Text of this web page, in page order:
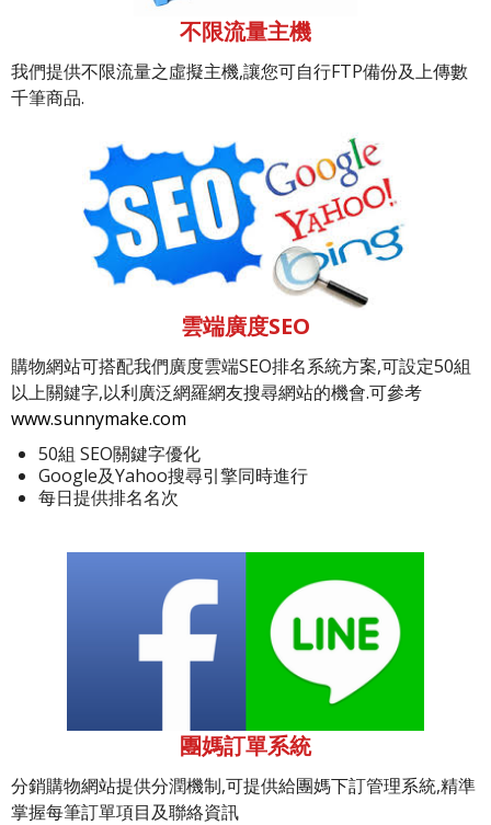
不限流量主機
我們提供不限流量之虛擬主機,讓您可自行FTP備份及上傳數
千筆商品.
雲端廣度SEO
購物網站可搭配我們廣度雲端SEO排名系統方案,可設定50組
以上關鍵字,以利廣泛網羅網友搜尋網站的機會.可參考
www.sunnymake.com
50組 SEO關鍵字優化
Google及Yahoo搜尋引擎同時進行
每日提供排名名次
團媽訂單系統
分銷購物網站提供分潤機制,可提供給團媽下訂管理系統,精準
掌握每筆訂單項目及聯絡資訊